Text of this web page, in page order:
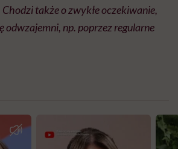
także o zwykłe oczekiwanie,
odwzajemni, np. poprzez regularne